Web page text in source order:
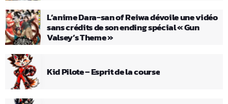
L’anime Dara-san of Reiwa dévoile une vidéo
sans crédits de son ending spécial « Gun
Valsey’s Theme »
Kid Pilote – Esprit de la course